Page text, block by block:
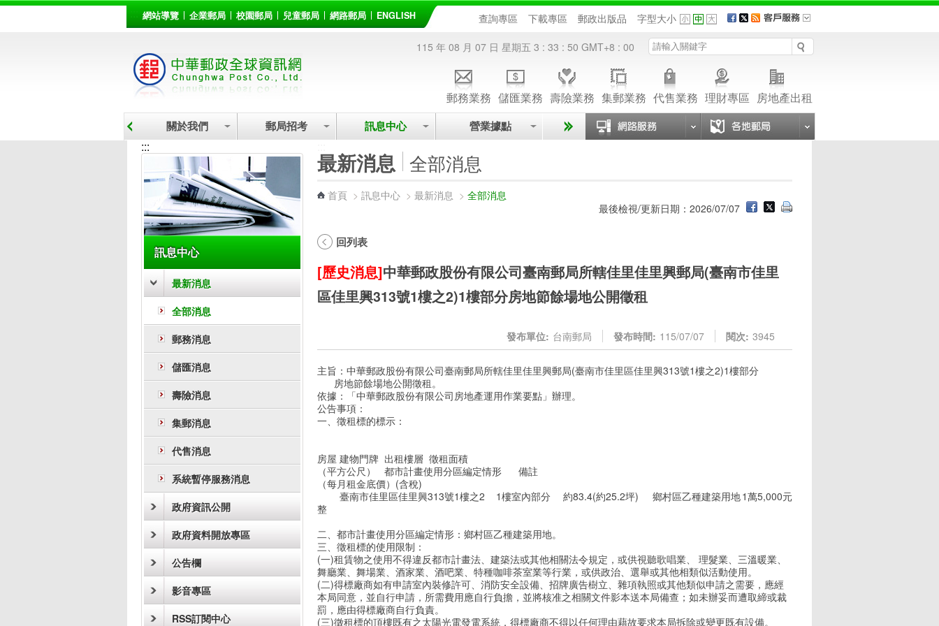
::: 網站導覽 企業郵局 校園郵局 兒童郵局 網路郵局 ENGLISH 查詢專區 下載專區 郵政出版品 字型大小
115 年 08 月 07 日 星期五 3 : 33 : 51 GMT+8 : 00
郵務業務 儲匯業務 壽險業務 集郵業務 代售業務 理財專區 房地產出租
關於我們 郵局招考 訊息中心 營業據點
:::
訊息中心
最新消息
全部消息
郵務消息
儲匯消息
壽險消息
集郵消息
代售消息
系統暫停服務消息
政府資訊公開
政府資料開放專區
公告欄
影音專區
RSS訂閱中心
最新消息 全部消息
首頁 > 訊息中心 > 最新消息 > 全部消息
最後檢視/更新日期：2026/07/07
回列表
[歷史消息]中華郵政股份有限公司臺南郵局所轄佳里佳里興郵局(臺南市佳里
區佳里興313號1樓之2)1樓部分房地節餘場地公開徵租
發布單位: 台南郵局 發布時間: 115/07/07 閱次: 3945
主旨：中華郵政股份有限公司臺南郵局所轄佳里佳里興郵局(臺南市佳里區佳里興313號1樓之2)1樓部分
房地節餘場地公開徵租。
依據：「中華郵政股份有限公司房地產運用作業要點」辦理。
公告事項：
一、徵租標的標示：
房屋 建物門牌 出租樓層 徵租面積
（平方公尺）
都市計畫使用分區編定情形
備註
（每月租金底價）(含稅)
臺南市佳里區佳里興313號1樓之2
1樓室內部分 約83.4(約25.2坪) 鄉村區乙種建築用地1萬5,000元
整
二、都市計畫使用分區編定情形：鄉村區乙種建築用地。
三、徵租標的使用限制：
(一)租賃物之使用不得違反都市計畫法、建築法或其他相關法令規定，或供視聽歌唱業、 理髮業、三溫暖業、
舞廳業、舞場業、酒家業、酒吧業、特種咖啡茶室業等行業，或供政治、選舉或其他相類似活動使用。
(二)得標廠商如有申請室內裝修許可、消防安全設備、招牌廣告樹立、雜項執照或其他類似申請之需要，應經
本局同意，並自行申請，所需費用應自行負擔，並將核准之相關文件影本送本局備查；如未辦妥而遭取締或裁
罰，應由得標廠商自行負責。
(三)徵租標的頂樓既有之太陽光電發電系統，得標廠商不得以任何理由藉故要求本局拆除或變更既有設備。